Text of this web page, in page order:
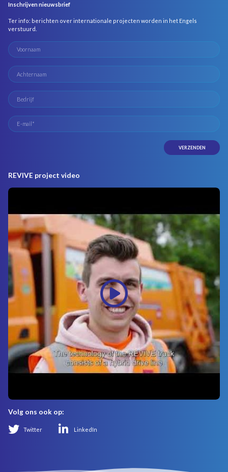
Inschrijven nieuwsbrief
Ter info: berichten over internationale projecten worden in het Engels
verstuurd.
REVIVE project video
Volg ons ook op:
Twitter LinkedIn